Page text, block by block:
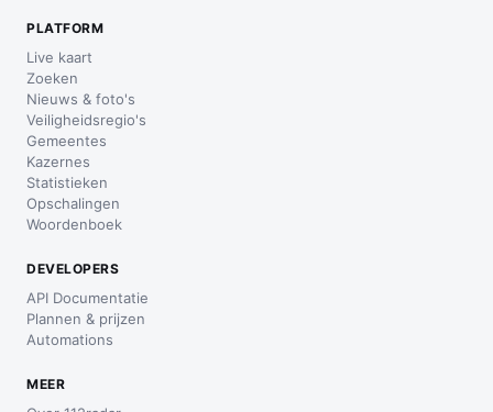
PLATFORM
Live kaart
Zoeken
Nieuws & foto's
Veiligheidsregio's
Gemeentes
Kazernes
Statistieken
Opschalingen
Woordenboek
DEVELOPERS
API Documentatie
Plannen & prijzen
Automations
MEER